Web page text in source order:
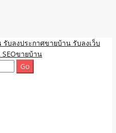
จ้างโพสขาย
กาศขายบ้าน
าน อันดับ1
น รับโพสบ้าน รับลงประกาศขาย
ราคาถูก รับลงขายบ้าน